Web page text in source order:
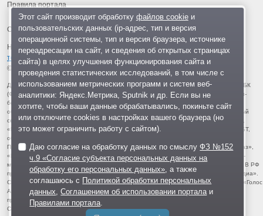
Правила портала
На информационном ресурсе применяются рекомендательные
технологии
© 2013-2026 «ОИНФО»,
сделано в Одинцово
Для читателей: В России признаны экстремистскими и запрещены организации ФБК
(Фонд борьбы с коррупцией, признан иноагентом), Штабы Навального, «Национал-
большевистская партия», «Свидетели Иеговы», «Армия воли народа», «Русский
общенациональный союз», «Движение против нелегальной иммиграции», «Правый
сектор», УНА-УНСО, УПА, «Тризуб им. Степана Бандеры», «Мизантропик дивижн»,
«Меджлис крымскотатарского народа», движение «Артподготовка», движение ЛГБТ,
общероссийская политическая партия «Воля», АУЕ, батальоны «Азов» и «Айдар».
Признаны террористическими и запрещены: «Движение Талибан», «Имарат Кавказ»,
«Исламское государство» (ИГ, ИГИЛ), Джебхад-ан-Нусра, «АУМ Синрике», «Братья-
мусульмане», «Аль-Каида в странах исламского Магриба», «Сеть», «Колумбайн». В РФ
признана нежелательной деятельность «Открытой России», издания «Проект Медиа».
СМИ-иноагентами признаны: телеканал «Дождь», «Медуза», «Важные истории», «Голос
Америки», радио «Свобода», The Insider, «Медиазона», ОВД-инфо. Иноагентами
признаны общество/центр «Мемориал», «Аналитический Центр Юрия Левады»,
Сахаровский центр. Instagram и Facebook (Metа) запрещены в РФ за экстремизм.
Этот сайт производит обработку файлов cookieи
пользовательских данных (ip-адрес, тип и версия
операционной системы, тип и версия браузера, источнике
переадресации на сайт, и сведения об открытых страницах
сайта) в целях улучшения функционирования сайта и
проведения статистических исследований, в том числе с
использованием метрических программ и систем веб-
аналитики: Яндекс.Метрика, Sputnik и др. Если вы не
хотите, чтобы ваши данные обрабатывались, покиньте сайт
или отключите cookies в настройках вашего браузера (но
это может ограничить работу с сайтом).
Даю согласие на обработку данных по смыслуФЗ №152
ч.9 «Согласие субъекта персональных данных на
обработку его персональных данных» , а также
соглашаюсь с Политикой обработки персональных
данных ,Соглашением об использовании портала и
Правилами портала